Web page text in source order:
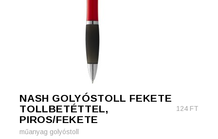
NASH GOLYÓSTOLL FEKETE
TOLLBETÉTTEL,
PIROS/FEKETE
124 FT
műanyag golyóstoll